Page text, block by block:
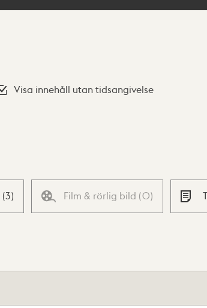
Visa innehåll utan tidsangivelse
(3) Film & rörlig bild (0)